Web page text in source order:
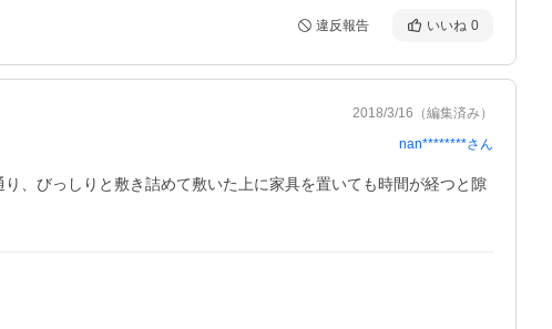
違反報告 いいね 0
2018/3/16 （編集済み）
nan********さん
、びっしりと敷き詰めて敷いた上に家具を置いても時間が経つと隙